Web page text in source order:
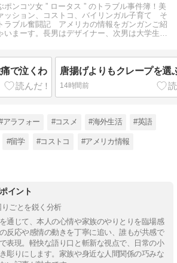
ポンコツ女 ” ロータス ” のトラブル事件簿！美
ッション、コストコ、バイリンガル子育て そ
ブル奮闘記 アメリカの情報をガンガンご紹
いまーす。長男はデザイナー、次男は大学生。
で泣くわ 唐揚げよりもクレープを選
14時間前
アラフォー #コスメ #海外生活 #英語
#留学 #コストコ #アメリカ情報
イント
ごとを鋭く分析
通じて、本人の心情や家族のやりとりを臨場感
反応や感情の動きを丁寧に追い、誰もが共感で
表現。軽快な語り口と斬新な視点で、日常の小
彫りにします。家族や身近な人間関係の巧みな
【Tips】気になるブログをフォロー。